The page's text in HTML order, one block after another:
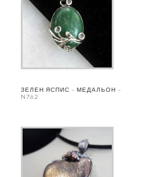
ЗЕЛЕН ЯСПИС – МЕДАЛЬОН –
N762